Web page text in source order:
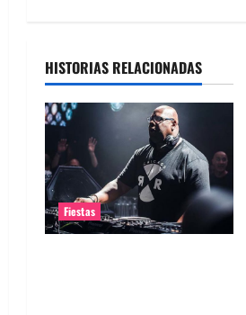
c
i
ó
n
d
HISTORIAS RELACIONADAS
Fiestas